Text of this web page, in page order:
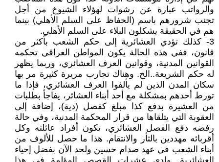
والرواتب عبارة عن رشوات لهؤلاء الشيوخ من أجل
تجنب شرورهم باسم (الحفاظ على السلم الأهلي) بينما
هم في الحقيقة يشكلون البلاء على السلم الأهلي.
3- كذلك تؤدي العشائرية إلى حكم الشعب بأكثر من
قانون، ففي هذه الحالة يكون المواطن العراقي تحكمه
القوانين المدنية، وقوانين العرف العشائري، وربما يظهر
له حكم الشريعة..الخ. وهناك تجارب مريرة كثيرة مر بها
سكان المدن الذين لم يألفوا العرف العشائري، فإذا ما
تورط أحدهم بمشكلة مع أحد أبناء العشائر، يفاجأ بطلبات
من العشيرة بدفع كذا مبلغ كفصل (دية)، إضافة إلى
العقوبة التي يتلقاها من قرار المحكمة المدنية، وفي حالة
رفضه دفع الفصل العشائري، تكون أفراد عائلته وكل
أقربائه مهددين بالثأر والانتقام. هذا ما حصل للألوف من
أبناء الشعب في عهد صدام حسين ولحد الآن بفضل إحياء